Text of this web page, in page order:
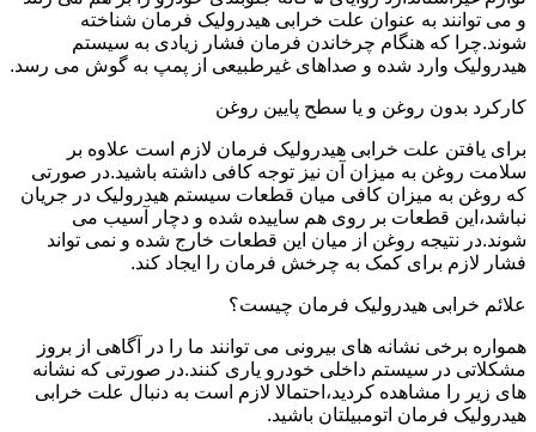
و می توانند به عنوان علت خرابی هیدرولیک فرمان شناخته
شوند.چرا که هنگام چرخاندن فرمان فشار زیادی به سیستم
هیدرولیک وارد شده و صداهای غیرطبیعی از پمپ به گوش می رسد.
کارکرد بدون روغن و یا سطح پایین روغن
برای یافتن علت خرابی هیدرولیک فرمان لازم است علاوه بر
سلامت روغن به میزان آن نیز توجه کافی داشته باشید.در صورتی
که روغن به میزان کافی میان قطعات سیستم هیدرولیک در جریان
نباشد،این قطعات بر روی هم ساییده شده و دچار آسیب می
شوند.در نتیجه روغن از میان این قطعات خارج شده و نمی تواند
فشار لازم برای کمک به چرخش فرمان را ایجاد کند.
علائم خرابی هیدرولیک فرمان چیست؟
همواره برخی نشانه های بیرونی می توانند ما را در آگاهی از بروز
مشکلاتی در سیستم داخلی خودرو یاری کنند.در صورتی که نشانه
های زیر را مشاهده کردید،احتمالا لازم است به دنبال علت خرابی
هیدرولیک فرمان اتومبیلتان باشید.